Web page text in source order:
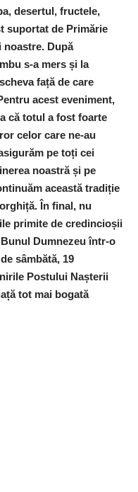
desertul, fructele,
suportat de Primărie
noastre. După
s-a mers și la
față de care
acest eveniment,
că totul a fost foarte
celor care ne-au
pe toți cei
noastră și pe
această tradiție
În final, nu
primite de credincioșii
Dumnezeu într-o
sâmbătă, 19
Postului Nașterii
tot mai bogată